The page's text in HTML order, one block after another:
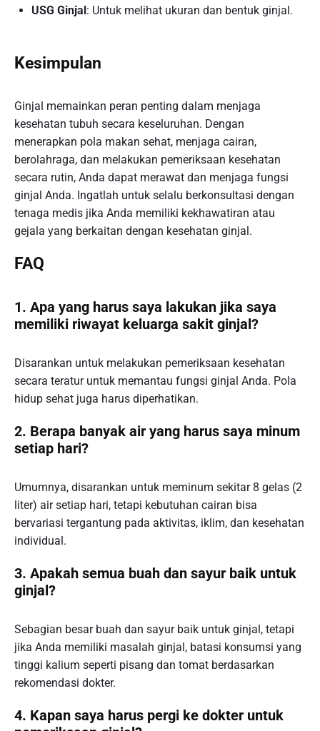
USG Ginjal: Untuk melihat ukuran dan bentuk ginjal.
Kesimpulan
Ginjal memainkan peran penting dalam menjaga
kesehatan tubuh secara keseluruhan. Dengan
menerapkan pola makan sehat, menjaga cairan,
berolahraga, dan melakukan pemeriksaan kesehatan
secara rutin, Anda dapat merawat dan menjaga fungsi
ginjal Anda. Ingatlah untuk selalu berkonsultasi dengan
tenaga medis jika Anda memiliki kekhawatiran atau
gejala yang berkaitan dengan kesehatan ginjal.
FAQ
1. Apa yang harus saya lakukan jika saya
memiliki riwayat keluarga sakit ginjal?
Disarankan untuk melakukan pemeriksaan kesehatan
secara teratur untuk memantau fungsi ginjal Anda. Pola
hidup sehat juga harus diperhatikan.
2. Berapa banyak air yang harus saya minum
setiap hari?
Umumnya, disarankan untuk meminum sekitar 8 gelas (2
liter) air setiap hari, tetapi kebutuhan cairan bisa
bervariasi tergantung pada aktivitas, iklim, dan kesehatan
individual.
3. Apakah semua buah dan sayur baik untuk
ginjal?
Sebagian besar buah dan sayur baik untuk ginjal, tetapi
jika Anda memiliki masalah ginjal, batasi konsumsi yang
tinggi kalium seperti pisang dan tomat berdasarkan
rekomendasi dokter.
4. Kapan saya harus pergi ke dokter untuk